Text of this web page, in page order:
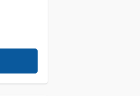
Land 2025